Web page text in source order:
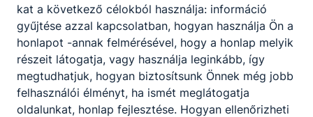
Partnereink
kat a következő célokból használja: információ
gyűjtése azzal kapcsolatban, hogyan használja Ön a
honlapot -annak felmérésével, hogy a honlap melyik
részeit látogatja, vagy használja leginkább, így
megtudhatjuk, hogyan biztosítsunk Önnek még jobb
felhasználói élményt, ha ismét meglátogatja
oldalunkat, honlap fejlesztése. Hogyan ellenőrizheti